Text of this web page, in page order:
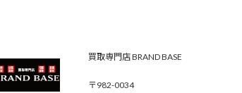
買取専門店 BRAND BASE
〒982-0034